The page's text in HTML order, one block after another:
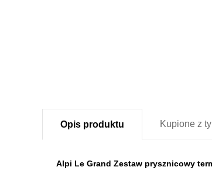
Opis produktu Kupione z
Alpi Le Grand Zestaw prysznicowy